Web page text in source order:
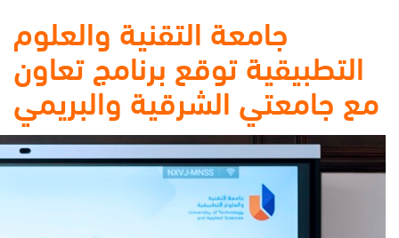
جامعة التقنية والعلوم
التطبيقية توقع برنامج تعاون
مع جامعتي الشرقية والبريمي